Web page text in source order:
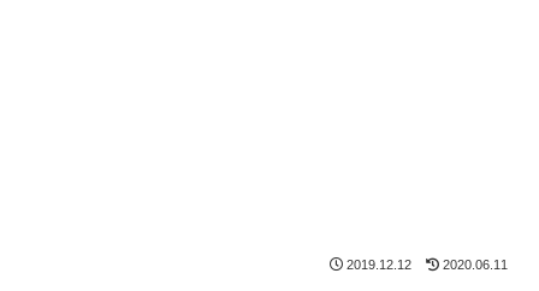
2019.12.12 2020.06.11